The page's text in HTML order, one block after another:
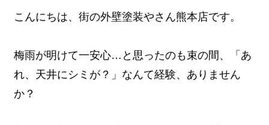
こんにちは、街の外壁塗装やさん熊本店です。
梅雨が明けて一安心…と思ったのも束の間、「あ
れ、天井にシミが？」なんて経験、ありません
か？